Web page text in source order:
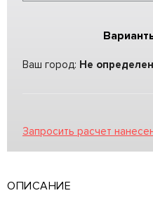
Ваш город: Не определен
Запросить расчет
ОПИСАНИЕ